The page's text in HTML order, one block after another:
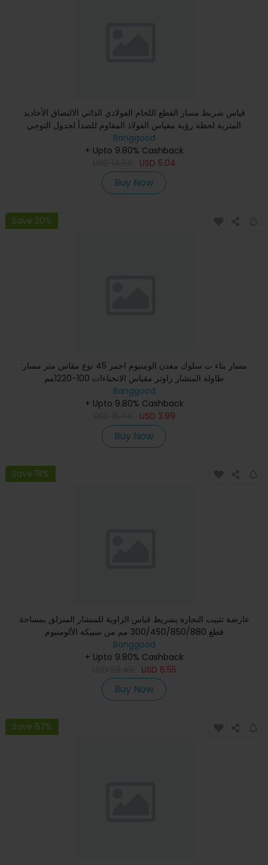
قياس شريط مسار القطع اللحام الفولاذي الذاتي الالتصاق الأخاديد
المترية لحظة رؤية مقياس الفولاذ المقاوم للصدأ لجدول التوجي
Banggood
+ Upto 9.80% Cashback
USD 5.04
Buy Now
Save 20%
:مسار بناء ت سلوك معدن الومنيوم احمر 45 نوع مقاس متر مسار
طاولة المنشار راوتر مقياس الانحناءات 100-1220مم
Banggood
+ Upto 9.80% Cashback
USD 3.99
Buy Now
Save 18%
عارضة تثبيت النجارة بشريط قياس الزاوية للمنشار المنزلق بمساحة
قطع 300/450/850/880 مم من سبيكة الألومنيوم
Banggood
+ Upto 9.80% Cashback
USD 6.55
Buy Now
Save 67%